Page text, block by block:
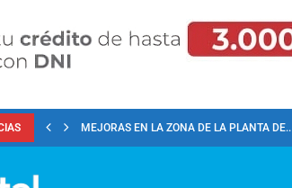
MEJORAS EN LA ZONA DE LA PLANTA DE...